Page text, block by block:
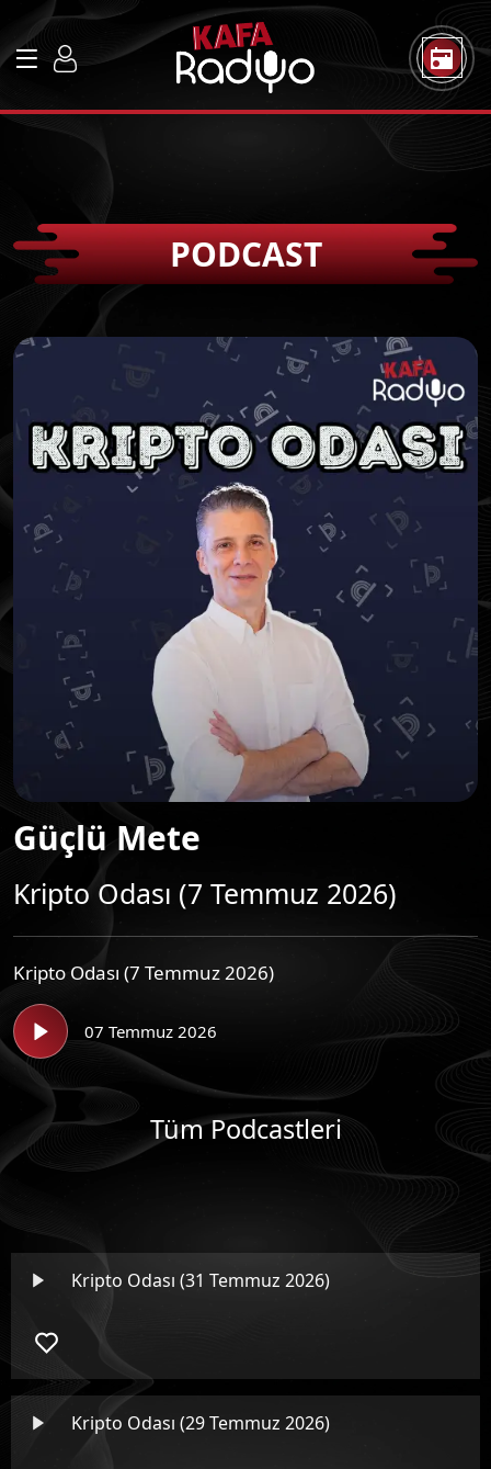
PODCAST
Güçlü Mete
Kripto Odası (7 Temmuz 2026)
Kripto Odası (7 Temmuz 2026)
07 Temmuz 2026
Tüm Podcastleri
Kripto Odası (31 Temmuz 2026)
Kripto Odası (29 Temmuz 2026)